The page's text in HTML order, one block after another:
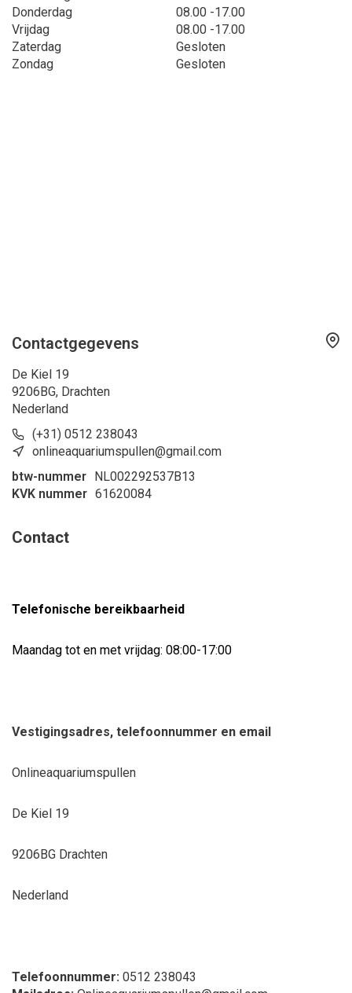
Donderdag
08.00 -17.00
Vrijdag
08.00 -17.00
Zaterdag
Gesloten
Zondag
Gesloten
Contactgegevens
De Kiel 19
9206BG, Drachten
Nederland
(+31) 0512 238043
onlineaquariumspullen@gmail.com
btw-nummer NL002292537B13
KVK nummer 61620084
Contact
Telefonische bereikbaarheid
Maandag tot en met vrijdag: 08:00-17:00
Vestigingsadres, telefoonnummer en email
Onlineaquariumspullen
De Kiel 19
9206BG Drachten
Nederland
Telefoonnummer: 0512 238043